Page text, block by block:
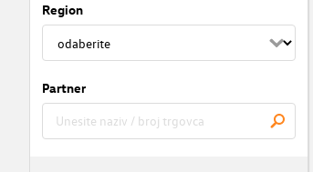
Region
Partner